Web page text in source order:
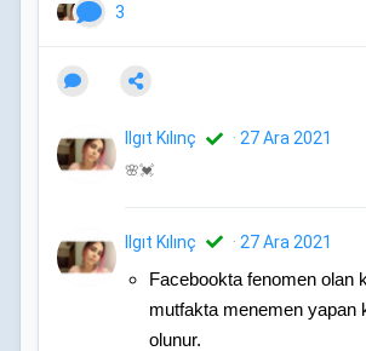
3
Ilgıt Kılınç ·27 Ara 2021
🌸💓
Ilgıt Kılınç · 27 Ara 2021
Facebookta fenomen olan
mutfakta menemen yapan
olunur.